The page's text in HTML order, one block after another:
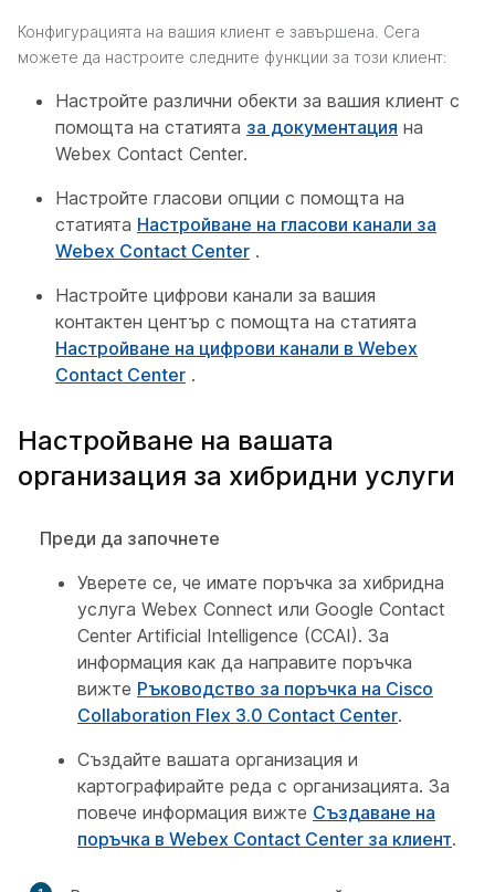
Конфигурацията на вашия клиент е завършена. Сега
можете да настроите следните функции за този клиент:
Настройте различни обекти за вашия клиент с
помощта на статията за документация на
Webex Contact Center.
Настройте гласови опции с помощта на
статията Настройване на гласови канали за
Webex Contact Center .
Настройте цифрови канали за вашия
контактен център с помощта на статията
Настройване на цифрови канали в Webex
Contact Center .
Настройване на вашата
организация за хибридни услуги
Преди да започнете
Уверете се, че имате поръчка за хибридна
услуга Webex Connect или Google Contact
Center Artificial Intelligence (CCAI). За
информация как да направите поръчка
вижте Ръководство за поръчка на Cisco
Collaboration Flex 3.0 Contact Center.
Създайте вашата организация и
картографирайте реда с организацията. За
повече информация вижте Създаване на
поръчка в Webex Contact Center за клиент.